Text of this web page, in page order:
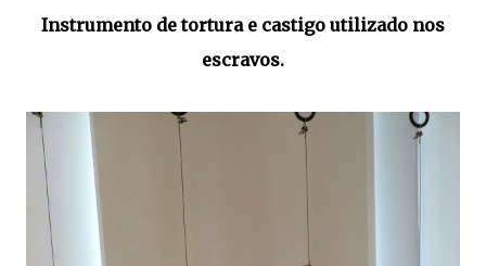
Instrumento de tortura e castigo utilizado nos
escravos.